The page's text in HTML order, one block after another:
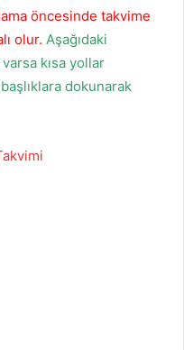
öncesinde takvime
olur. Aşağıdaki
kısa yollar
dokunarak